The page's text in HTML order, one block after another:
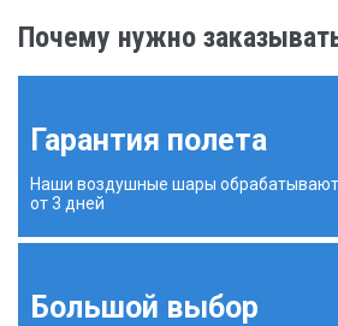
Почему нужно
Гарантия полета
Наши воздушные шары
от 3 дней
Большой выбор